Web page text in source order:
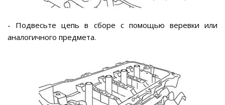
- Подвесьте цепь в сборе с помощью веревки или
аналогичного предмета.